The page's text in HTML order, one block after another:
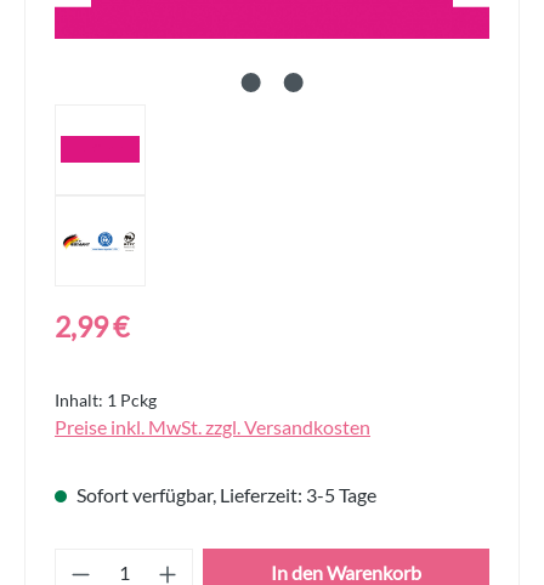
Regulärer Preis:
2,99 €
Inhalt: 1 Pckg
Preise inkl. MwSt. zzgl. Versandkosten
Sofort verfügbar, Lieferzeit: 3-5 Tage
Produkt Anzahl: Gib den gewünschten
In den Warenkorb